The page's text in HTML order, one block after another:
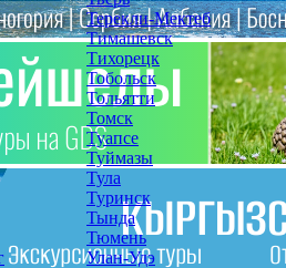
Терекли-Мектеб
Тимашевск
Тихорецк
Тобольск
Тольятти
Томск
Туапсе
Туймазы
Тула
Туринск
Тында
Тюмень
Улан-Удэ